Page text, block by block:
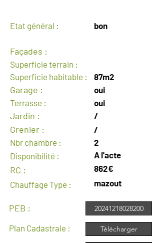
Etat général : bon
Façades :
Superficie terrain :
Superficie habitable :
87m2
Garage :
oui
Terrasse :
oui
Jardin : /
Grenier :
/
Nbr chambre :
2
Disponibilité :
A l'acte
RC :
862€
Chauffage Type :
mazout
PEB : 20241218028200
Plan Cadastrale : Télécharger